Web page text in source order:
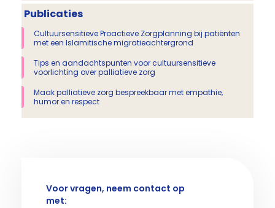
Publicaties
Cultuursensitieve Proactieve Zorgplanning bij patiënten
met een Islamitische migratieachtergrond
Tips en aandachtspunten voor cultuursensitieve
voorlichting over palliatieve zorg
Maak palliatieve zorg bespreekbaar met empathie,
humor en respect
Voor vragen, neem contact op
met: